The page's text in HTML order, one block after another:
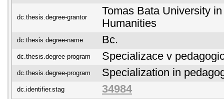
dc.thesis.degree-grantor
Tomas Bata University
Humanities
dc.thesis.degree-name Bc.
dc.thesis.degree-program Specializace v
dc.thesis.degree-program Specialization in
dc.identifier.stag 34984